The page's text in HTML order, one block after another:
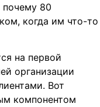
почему 80
когда им что-то
на первой
организации
Вот
компонентом